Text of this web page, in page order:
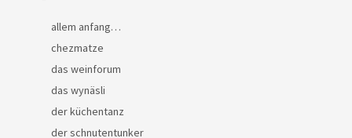
allem anfang…
chezmatze
das weinforum
das wynäsli
der küchentanz
der schnutentunker